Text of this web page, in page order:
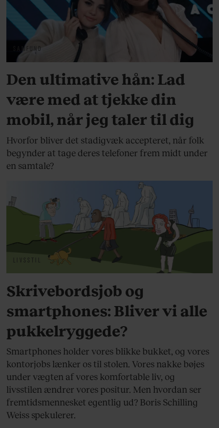
SAMFUND
Den ultimative hån: Lad
være med at tjekke din
mobil, når jeg taler til dig
Hvorfor bliver det stadigvæk accepteret, når folk
begynder at tage deres telefoner frem midt under
en samtale?
LIVSSTIL
Skrivebordsjob og
smartphones: Bliver vi alle
pukkelryggede?
Smartphones holder vores blikke bukket, og vores
kontorjobs lænker os til stolen. Vores nakke bøjes
under vægten af vores komfortable liv, og
livsstilen ændrer vores positur. Men hvordan ser
fremtidsmennesket egentlig ud? Boris Schilling
Weiss spekulerer.